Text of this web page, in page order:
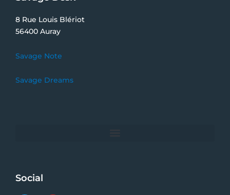
8 Rue Louis Blériot
56400 Auray
Savage Note
Savage Dreams
Social